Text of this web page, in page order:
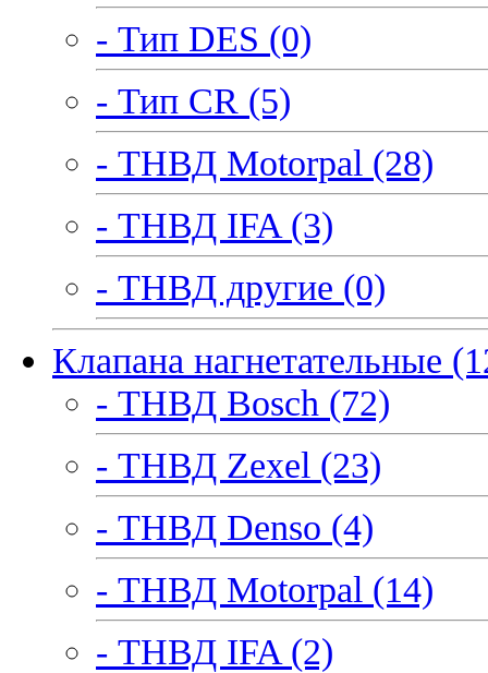
- Тип DES (0)
- Тип CR (5)
- ТНВД Motorpal (28)
- ТНВД IFA (3)
- ТНВД другие (0)
Клапана нагнетательные
- ТНВД Bosch (72)
- ТНВД Zexel (23)
- ТНВД Denso (4)
- ТНВД Motorpal (14)
- ТНВД IFA (2)